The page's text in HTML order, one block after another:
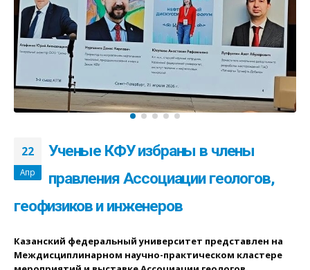
22
Апр
Ученые КФУ избраны в члены
правления Ассоциации геологов,
геофизиков и инженеров
Казанский федеральный университет представлен на
Междисциплинарном научно-практическом кластере